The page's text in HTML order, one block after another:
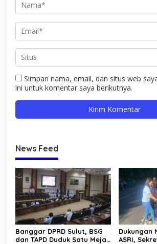
Simpan nama, email, dan situs web
ini untuk komentar saya berikutnya.
News Feed
Banggar DPRD Sulut, BSG
dan TAPD Duduk Satu Meja.
Dukungan
ASRI,